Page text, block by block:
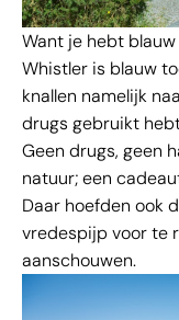
Want je hebt
Whistler is blauw
knallen namelijk
drugs gebruikt
Geen drugs, geen
natuur; een
Daar hoefden ook
vredespijp voor te
aanschouwen.